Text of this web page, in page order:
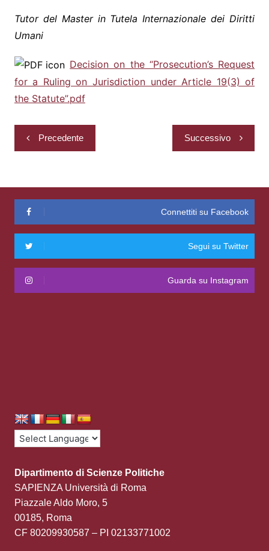
Tutor del Master in Tutela Internazionale dei Diritti
Umani
Decision on the “Prosecution’s Request
for a Ruling on Jurisdiction under Article 19(3) of
the Statute”.pdf
Navigazione
articoli
Precedente Successivo
Connettiti su Facebook
Segui su Twitter
Guarda su Instagram
Dipartimento di Scienze Politiche
SAPIENZA Università di Roma
Piazzale Aldo Moro, 5
00185, Roma
CF 80209930587 – PI 02133771002